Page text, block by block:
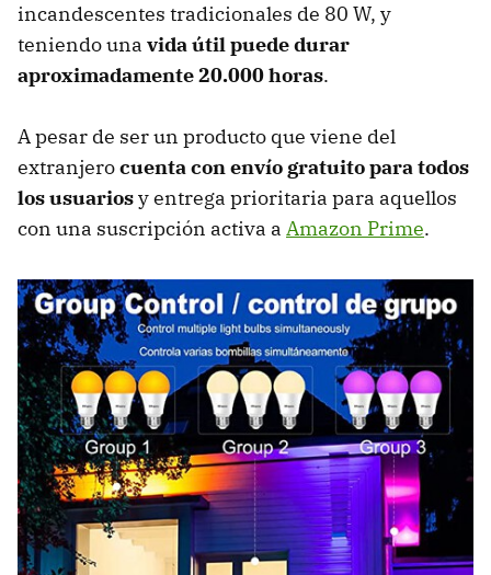
incandescentes tradicionales de 80 W, y
teniendo una vida útil puede durar
aproximadamente 20.000 horas.
A pesar de ser un producto que viene del
extranjerocuenta con envío gratuito para todos
los usuariosy entrega prioritaria para aquellos
con una suscripción activa a Amazon Prime.